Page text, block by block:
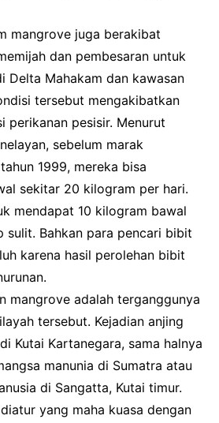
mangrove juga berakibat
dan pembesaran untuk
Delta Mahakam dan kawasan
tersebut mengakibatkan
perikanan pesisir. Menurut
sebelum marak
1999, mereka bisa
sekitar 20 kilogram per hari.
mendapat 10 kilogram bawal
sulit. Bahkan para pencari bibit
karena hasil perolehan bibit
mangrove adalah terganggunya
tersebut. Kejadian anjing
Kutai Kartanegara, sama halnya
manunia di Sumatra atau
di Sangatta, Kutai timur.
yang maha kuasa dengan